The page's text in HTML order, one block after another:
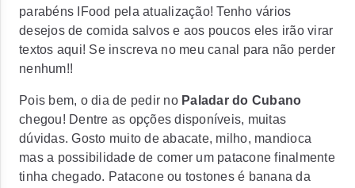
parabéns IFood pela atualização! Tenho vários
desejos de comida salvos e aos poucos eles irão virar
textos aqui! Se inscreva no meu canal para não perder
nenhum!!
Pois bem, o dia de pedir no Paladar do Cubano
chegou! Dentre as opções disponíveis, muitas
dúvidas. Gosto muito de abacate, milho, mandioca
mas a possibilidade de comer um patacone finalmente
tinha chegado. Patacone ou tostones é banana da